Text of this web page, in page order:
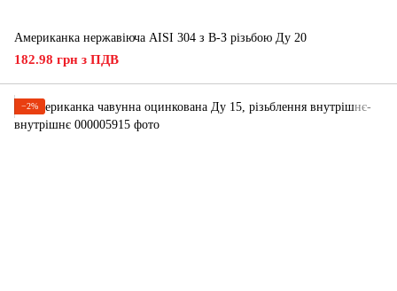
Американка нержавіюча AISI 304 з В-З різьбою Ду 20
182.98 грн з ПДВ
−2%